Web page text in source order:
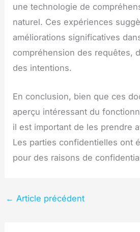
une technologie de
naturel. Ces expériences
améliorations significatives
compréhension des requêtes,
des intentions.
En conclusion, bien que ces
aperçu intéressant du
il est important de les prendre
Les parties confidentielles ont
pour des raisons de
← Article précédent